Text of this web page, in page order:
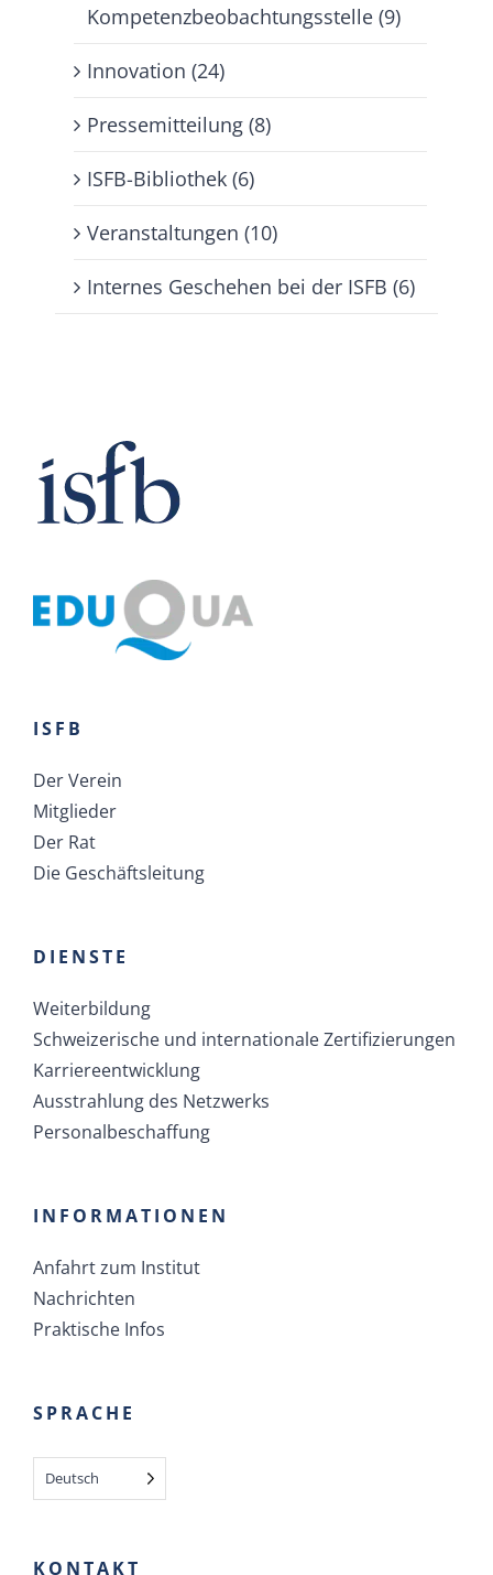
Kompetenzbeobachtungsstelle (9)
Innovation (24)
Pressemitteilung (8)
ISFB-Bibliothek (6)
Veranstaltungen (10)
Internes Geschehen bei der ISFB (6)
ISFB
Der Verein
Mitglieder
Der Rat
Die Geschäftsleitung
DIENSTE
Weiterbildung
Schweizerische und internationale Zertifizierungen
Karriereentwicklung
Ausstrahlung des Netzwerks
Personalbeschaffung
INFORMATIONEN
Anfahrt zum Institut
Nachrichten
Praktische Infos
SPRACHE
Deutsch
KONTAKT